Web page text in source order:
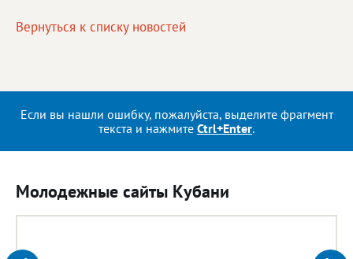
Вернуться к списку новостей
Если вы нашли ошибку, пожалуйста, выделите фрагмент
текста и нажмите Ctrl+Enter.
Молодежные сайты Кубани